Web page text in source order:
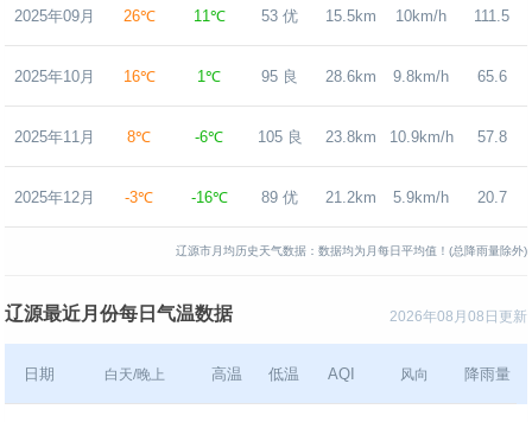
2025年09月 26℃ 11℃ 53 优 15.5km 10km/h 111.5
2025年10月 16℃ 1℃ 95 良 28.6km 9.8km/h 65.6
2025年11月 8℃ -6℃ 105 良 23.8km 10.9km/h 57.8
2025年12月 -3℃ -16℃ 89 优 21.2km 5.9km/h 20.7
辽源市月均历史天气数据：数据均为月每日平均值！(总降雨量除外)
2026年08月08日更新
辽源最近月份每日气温数据
日期 白天/晚上 高温 低温 AQI 风向 降雨量